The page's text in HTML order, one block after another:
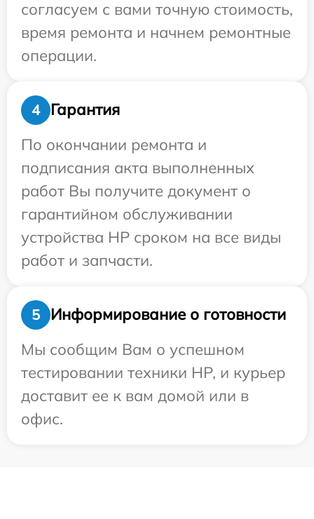
согласуем с вами точную стоимость,
время ремонта и начнем ремонтные
операции.
4
Гарантия
По окончании ремонта и
подписания акта выполненных
работ Вы получите документ о
гарантийном обслуживании
устройства HP сроком на все виды
работ и запчасти.
5
Информирование о готовности
Мы сообщим Вам о успешном
тестировании техники HP, и курьер
доставит ее к вам домой или в
офис.